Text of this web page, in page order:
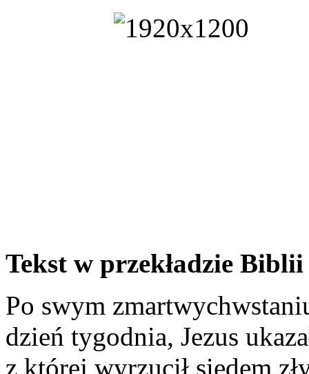
Tekst w przekładzie
Po swym
dzień tygodnia, Jezus
z której wyrzucił siedem